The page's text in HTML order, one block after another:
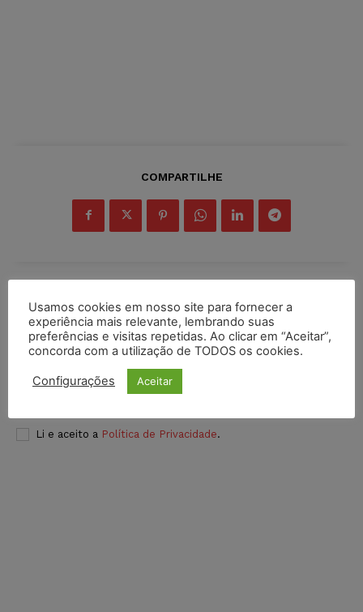
COMPARTILHE
Inscreva-se
INSCREVER
Li e aceito a Política de Privacidade.
Usamos cookies em nosso site para fornecer a
experiência mais relevante, lembrando suas
preferências e visitas repetidas. Ao clicar em “Aceitar”,
concorda com a utilização de TODOS os cookies.
Configurações Aceitar